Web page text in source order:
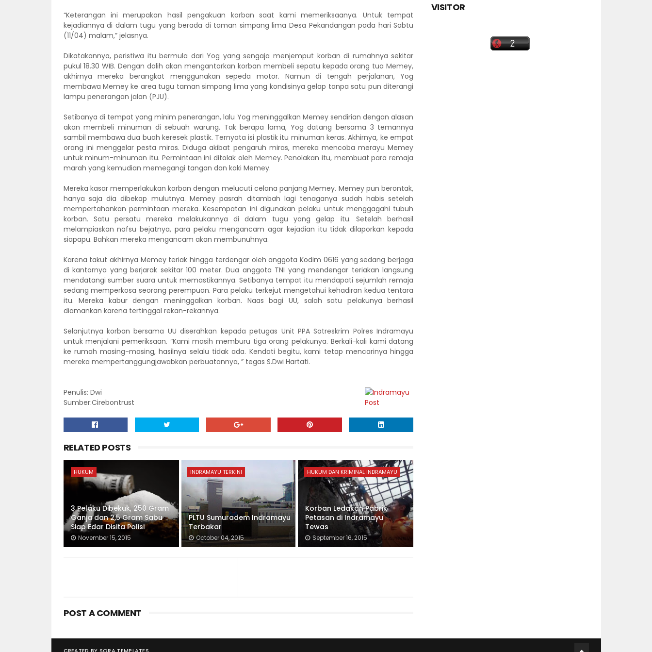
“Keterangan ini merupakan hasil pengakuan korban saat kami memeriksaanya. Untuk tempat
kejadiannya di dalam tugu yang berada di taman simpang lima Desa Pekandangan pada hari Sabtu
(11/04) malam,” jelasnya.
Dikatakannya, peristiwa itu bermula dari Yog yang sengaja menjemput korban di rumahnya sekitar
pukul 18.30 WIB. Dengan dalih akan mengantarkan korban membeli sepatu kepada orang tua Memey,
akhirnya mereka berangkat menggunakan sepeda motor. Namun di tengah perjalanan, Yog
membawa Memey ke area tugu taman simpang lima yang kondisinya gelap tanpa satu pun diterangi
lampu penerangan jalan (PJU).
Setibanya di tempat yang minim penerangan, lalu Yog meninggalkan Memey sendirian dengan alasan
akan membeli minuman di sebuah warung. Tak berapa lama, Yog datang bersama 3 temannya
sambil membawa dua buah keresek plastik. Ternyata isi plastik itu minuman keras. Akhirnya, ke empat
orang ini menggelar pesta miras. Diduga akibat pengaruh miras, mereka mencoba merayu Memey
untuk minum-minuman itu. Permintaan ini ditolak oleh Memey. Penolakan itu, membuat para remaja
marah yang kemudian memegangi tangan dan kaki Memey.
Mereka kasar memperlakukan korban dengan melucuti celana panjang Memey. Memey pun berontak,
hanya saja dia dibekap mulutnya. Memey pasrah ditambah lagi tenaganya sudah habis setelah
mempertahankan permintaan mereka. Kesempatan ini digunakan pelaku untuk menggagahi tubuh
korban. Satu persatu mereka melakukannya di dalam tugu yang gelap itu. Setelah berhasil
melampiaskan nafsu bejatnya, para pelaku mengancam agar kejadian itu tidak dilaporkan kepada
siapapu. Bahkan mereka mengancam akan membunuhnya.
Karena takut akhirnya Memey teriak hingga terdengar oleh anggota Kodim 0616 yang sedang berjaga
di kantornya yang berjarak sekitar 100 meter. Dua anggota TNI yang mendengar teriakan langsung
mendatangi sumber suara untuk memastikannya. Setibanya tempat itu mendapati sejumlah remaja
sedang memperkosa seorang perempuan. Para pelaku terkejut mengetahui kehadiran kedua tentara
itu. Mereka kabur dengan meninggalkan korban. Naas bagi UU, salah satu pelakunya berhasil
diamankan karena tertinggal rekan-rekannya.
Selanjutnya korban bersama UU diserahkan kepada petugas Unit PPA Satreskrim Polres Indramayu
untuk menjalani pemeriksaan. “Kami masih memburu tiga orang pelakunya. Berkali-kali kami datang
ke rumah masing-masing, hasilnya selalu tidak ada. Kendati begitu, kami tetap mencarinya hingga
mereka mempertanggungjawabkan perbuatannya, ” tegas S.Dwi Hartati.
Penulis: Dwi
Sumber:Cirebontrust
RELATED POSTS
HUKUM
3 Pelaku Dibekuk, 250 Gram
Ganja dan 2,5 Gram Sabu
Siap Edar Disita Polisi
November 15, 2015
INDRAMAYU TERKINI
PLTU Sumuradem Indramayu
Terbakar
October 04, 2015
HUKUM DAN KRIMINAL INDRAMAYU
Korban Ledakan Pabrik
Petasan di Indramayu
Tewas
September 16, 2015
POST A COMMENT
VISITOR